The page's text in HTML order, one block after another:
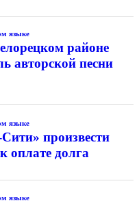
языке
районе
авторской песни
языке
произвести
оплате долга
языке